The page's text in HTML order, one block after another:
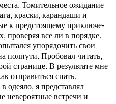
Томительное ожидание
краски, карандаши и
к предстоящему приключе-
проверяя все ли в порядке.
упорядочить свои
полпути. Пробовал читать,
странице. В результате мне
отправиться спать.
одеяло, я представлял
невероятные встречи и